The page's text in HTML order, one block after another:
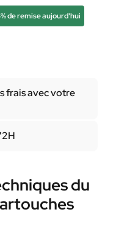
de remise aujourd'hui
frais avec votre
du